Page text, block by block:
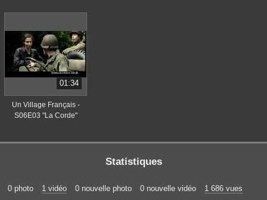
01:34
Un Village Français -
S06E03 "La Corde"
Statistiques
0 photo 1 vidéo 0 nouvelle photo 0 nouvelle vidéo 1 686 vues